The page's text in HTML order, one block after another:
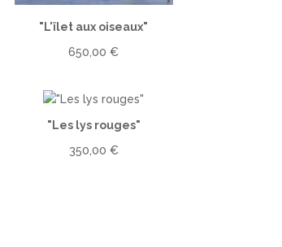
"L'îlet aux oiseaux"
650,00€
"Les lys rouges"
350,00 €